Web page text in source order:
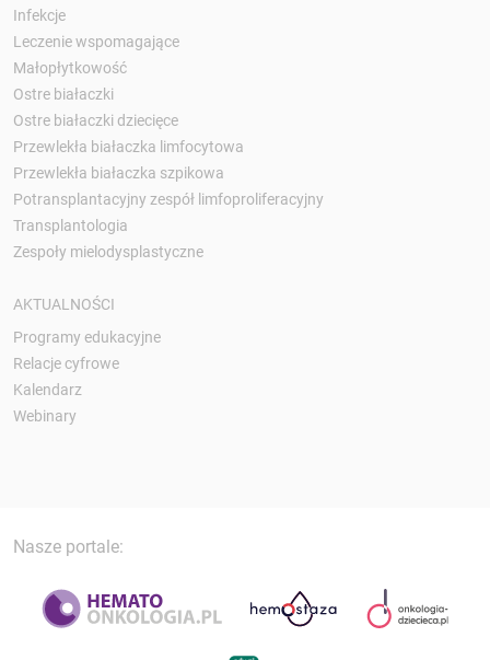
Infekcje
Leczenie wspomagające
Małopłytkowość
Ostre białaczki
Ostre białaczki dziecięce
Przewlekła białaczka limfocytowa
Przewlekła białaczka szpikowa
Potransplantacyjny zespół limfoproliferacyjny
Transplantologia
Zespoły mielodysplastyczne
AKTUALNOŚCI
Programy edukacyjne
Relacje cyfrowe
Kalendarz
Webinary
Nasze portale: